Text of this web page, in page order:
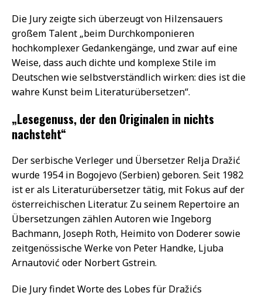
Die Jury zeigte sich überzeugt von Hilzensauers
großem Talent „beim Durchkomponieren
hochkomplexer Gedankengänge, und zwar auf eine
Weise, dass auch dichte und komplexe Stile im
Deutschen wie selbstverständlich wirken: dies ist die
wahre Kunst beim Literaturübersetzen“.
„Lesegenuss, der den Originalen in nichts
nachsteht“
Der serbische Verleger und Übersetzer Relja Dražić
wurde 1954 in Bogojevo (Serbien) geboren. Seit 1982
ist er als Literaturübersetzer tätig, mit Fokus auf der
österreichischen Literatur. Zu seinem Repertoire an
Übersetzungen zählen Autoren wie Ingeborg
Bachmann, Joseph Roth, Heimito von Doderer sowie
zeitgenössische Werke von Peter Handke, Ljuba
Arnautović oder Norbert Gstrein.
Die Jury findet Worte des Lobes für Dražićs